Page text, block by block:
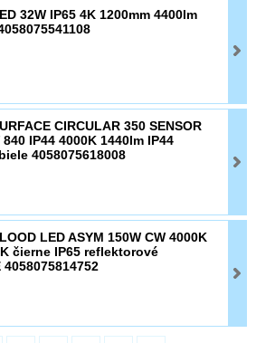
32W IP65 4K 1200mm 4400lm
CIRCULAR 350 SENSOR
840 IP44 4000K 1440lm IP44
4058075618008
LED ASYM 150W CW 4000K
čierne IP65 reflektorové
4058075814752